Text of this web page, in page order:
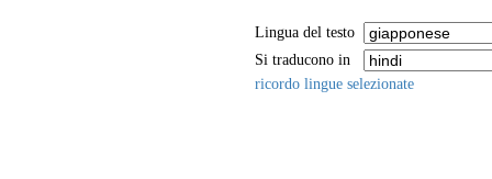
Lingua del testo
Si traducono in
ricordo lingue selezionate